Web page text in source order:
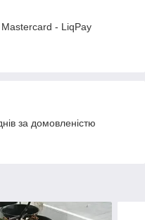
- LiqPay
за домовленістю